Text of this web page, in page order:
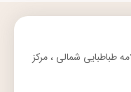
r
a
g
m
طباطبایی شمالی ، مرکز